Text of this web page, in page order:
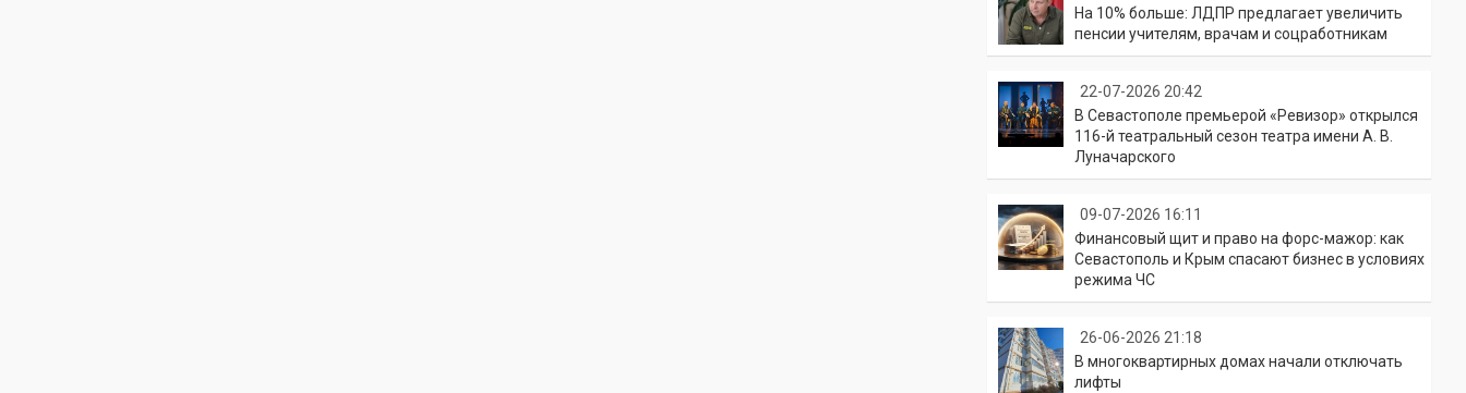
На 10% больше: ЛДПР предлагает увеличить
пенсии учителям, врачам и соцработникам
22-07-2026 20:42
В Севастополе премьерой «Ревизор» открылся
116-й театральный сезон театра имени А. В.
Луначарского
09-07-2026 16:11
Финансовый щит и право на форс-мажор: как
Севастополь и Крым спасают бизнес в условиях
режима ЧС
26-06-2026 21:18
В многоквартирных домах начали отключать
лифты